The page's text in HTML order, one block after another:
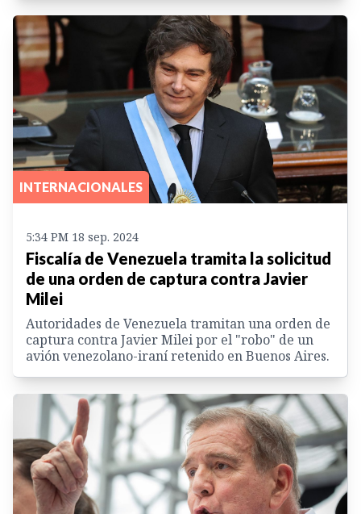
INTERNACIONALES
5:34 PM 18 sep. 2024
Fiscalía de Venezuela tramita la solicitud
de una orden de captura contra Javier
Milei
Autoridades de Venezuela tramitan una orden de
captura contra Javier Milei por el "robo" de un
avión venezolano-iraní retenido en Buenos Aires.